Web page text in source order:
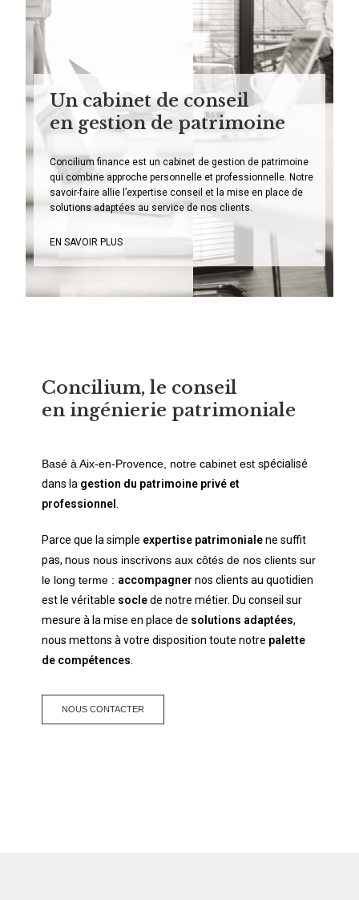
Un cabinet de conseil
en gestion de patrimoine
Concilium finance est un cabinet de gestion de patrimoine
qui combine approche personnelle et professionnelle. Notre
savoir-faire allie l’expertise conseil et la mise en place de
solutions adaptées au service de nos clients.
EN SAVOIR PLUS
Concilium, le conseil
en ingénierie patrimoniale
Basé à Aix-en-Provence, notre cabinet est spécialisé
dans la gestion du patrimoine privé et
professionnel
Parce que la simple expertise patrimonialene suffit
pas, nous nous inscrivons aux côtés de nos clients sur
le long terme : accompagner nos clients au quotidien
est le véritable soclede notre métier. Du conseil sur
mesure à la mise en place de solutions adaptées,
nous mettons à votre disposition toute notre palette
de compétences
NOUS CONTACTER